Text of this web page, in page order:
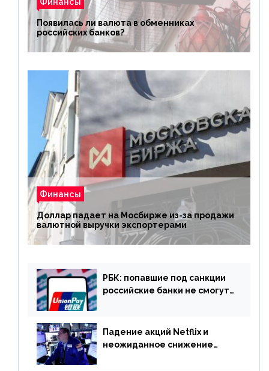
Появилась ли валюта в обменниках
российских банков?
Финансы
Доллар падает на Мосбирже из-за продажи
валютной выручки экспортерами
РБК: попавшие под санкции
российские банки не смогут
Падение акций Netflix и
неожиданное снижение